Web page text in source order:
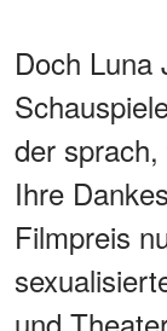
Doch Luna
der
Ihre
Filmpreis